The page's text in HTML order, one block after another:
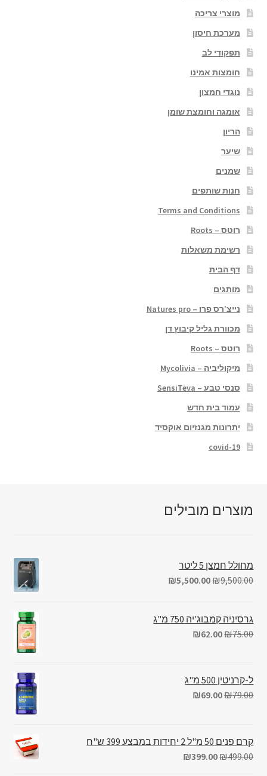
מוצרי צריכה
מערכת חיסון
תפקודי לב
חומצות אמינו
נוגדי חמצון
אומגה וחומצת שומן
הריון
שיער
שמנים
חנות שותפים
Terms and Conditions
רוטס – Roots
רשימת משאלות
דף הבית
מותגים
נייצ'רס פרו – Natures pro
מכוורת גליל קיבוץ דן
רוטס – Roots
מיקוליביה – Mycolivia
סנסי טבע – SensiTeva
עמוד בית חדש
יתרונות מגנזיום אוקסיד
covid-19
מוצרים מובילים
מחולל חמצן 5 ליטר
₪9,500.00
₪5,500.00
גרסיניה קמבוג'יה 750 מ"ג
₪75.00
₪62.00
ל-קרניטין 500 מ"ג
₪79.00
₪69.00
קרם פנים 50 מ"ל 2 יחידות במבצע 399 ש"ח
₪499.00
₪399.00